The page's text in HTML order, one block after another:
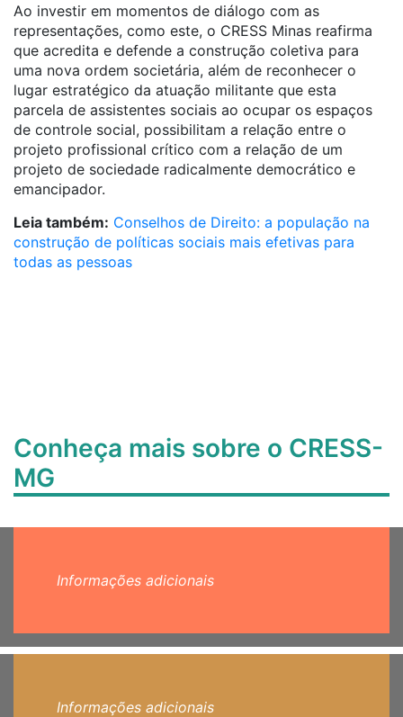
Ao investir em momentos de diálogo com as
representações, como este, o CRESS Minas reafirma
que acredita e defende a construção coletiva para
uma nova ordem societária, além de reconhecer o
lugar estratégico da atuação militante que esta
parcela de assistentes sociais ao ocupar os espaços
de controle social, possibilitam a relação entre o
projeto profissional crítico com a relação de um
projeto de sociedade radicalmente democrático e
emancipador.
Leia também: Conselhos de Direito: a população na
construção de políticas sociais mais efetivas para
todas as pessoas
Conheça mais sobre o CRESS-
MG
Informações adicionais
Informações adicionais